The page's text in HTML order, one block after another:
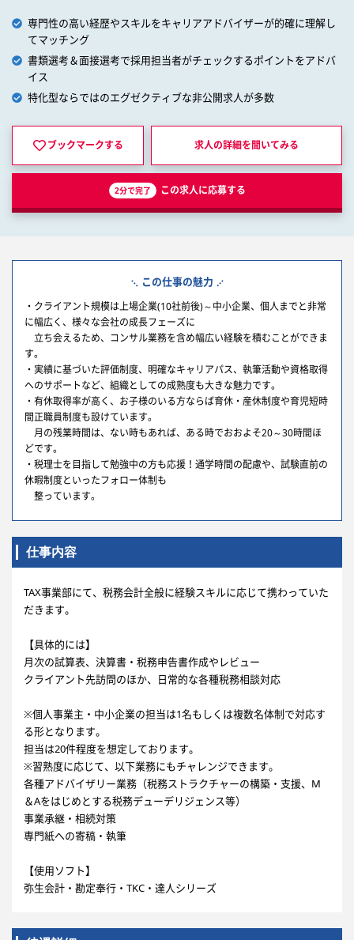
専門性の高い経歴やスキルをキャリアアドバイザーが的確に理解し
てマッチング
書類選考＆面接選考で採用担当者がチェックするポイントをアドバ
イス
特化型ならではのエグゼクティブな非公開求人が多数
ブックマークする 求人の詳細を聞いてみる
2分で完了 この求人に応募する
この仕事の魅力
・クライアント規模は上場企業(10社前後)～中小企業、個人までと非常
に幅広く、様々な会社の成長フェーズに
立ち会えるため、コンサル業務を含め幅広い経験を積むことができま
す。
・実績に基づいた評価制度、明確なキャリアパス、執筆活動や資格取得
へのサポートなど、組織としての成熟度も大きな魅力です。
・有休取得率が高く、お子様のいる方ならば育休・産休制度や育児短時
間正職員制度も設けています。
月の残業時間は、ない時もあれば、ある時でおおよそ20～30時間ほ
どです。
・税理士を目指して勉強中の方も応援！通学時間の配慮や、試験直前の
休暇制度といったフォロー体制も
整っています。
仕事内容
TAX事業部にて、税務会計全般に経験スキルに応じて携わっていた
だきます。
【具体的には】
月次の試算表、決算書・税務申告書作成やレビュー
クライアント先訪問のほか、日常的な各種税務相談対応
※個人事業主・中小企業の担当は1名もしくは複数名体制で対応す
る形となります。
担当は20件程度を想定しております。
※習熟度に応じて、以下業務にもチャレンジできます。
各種アドバイザリー業務（税務ストラクチャーの構築・支援、M
＆Aをはじめとする税務デューデリジェンス等）
事業承継・相続対策
専門紙への寄稿・執筆
【使用ソフト】
弥生会計・勘定奉行・TKC・達人シリーズ